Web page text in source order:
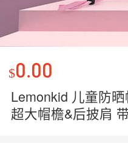
$0.00
Lemonkid 儿童防
超大帽檐&后披肩